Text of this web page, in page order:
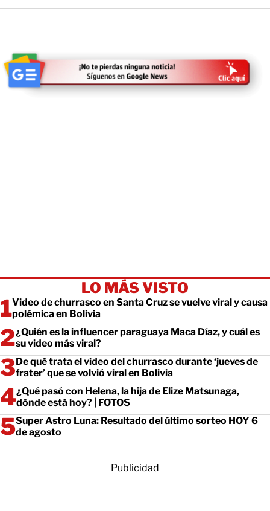
LO MÁS VISTO
Video de churrasco en Santa Cruz se vuelve viral y causa
polémica en Bolivia
¿Quién es la influencer paraguaya Maca Díaz, y cuál es
su video más viral?
De qué trata el video del churrasco durante ‘jueves de
frater’ que se volvió viral en Bolivia
¿Qué pasó con Helena, la hija de Elize Matsunaga,
dónde está hoy? | FOTOS
Super Astro Luna: Resultado del último sorteo HOY 6
de agosto
Publicidad